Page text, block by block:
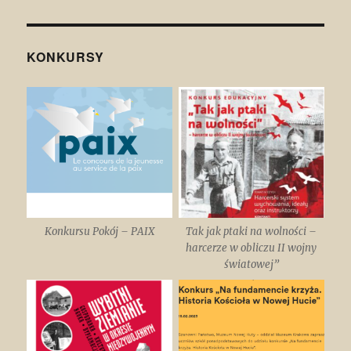
minorities
Postawy
wobec
mniejszości
i
cudzoziemców.
KONKURSY
Konkursu Pokój – PAIX
Tak jak ptaki na wolności –
harcerze w obliczu II wojny
światowej”